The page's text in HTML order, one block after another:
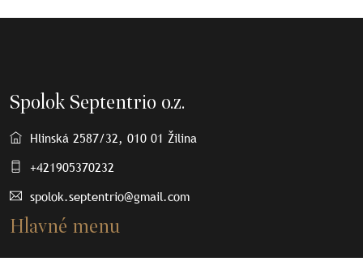
Spolok Septentrio o.z.
Hlinská 2587/32, 010 01 Žilina
+421905370232
spolok.septentrio@gmail.com
Hlavné menu
O nás